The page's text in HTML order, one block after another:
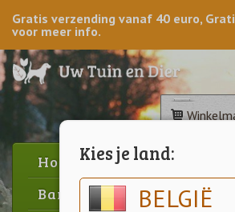
Kies je land:
BELGIË
Gratis verzending vanaf 40 euro,
voor meer info.
Home
Barbecue